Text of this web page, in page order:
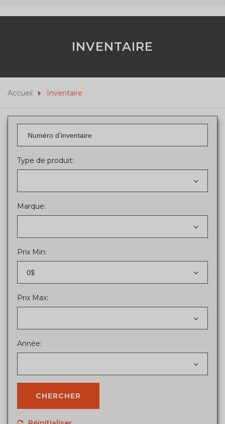
INVENTAIRE
Accueil Inventaire
Type de produit:
Marque:
Prix Min:
0$
Prix Max:
Année: